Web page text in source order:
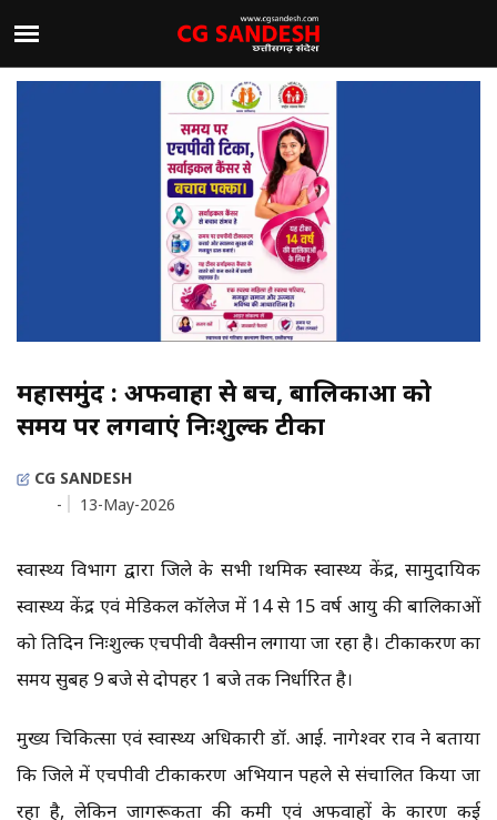
महासमुंद : अफवाहों से बचें, बालिकाओं को
समय पर लगवाएं निःशुल्क टीका
CG SANDESH
-
13-May-2026
स्वास्थ्य विभाग द्वारा जिले के सभी प्राथमिक स्वास्थ्य केंद्र, सामुदायिक
स्वास्थ्य केंद्र एवं मेडिकल कॉलेज में 14 से 15 वर्ष आयु की बालिकाओं
को प्रतिदिन निःशुल्क एचपीवी वैक्सीन लगाया जा रहा है। टीकाकरण का
समय सुबह 9 बजे से दोपहर 1 बजे तक निर्धारित है।
मुख्य चिकित्सा एवं स्वास्थ्य अधिकारी डॉ. आई. नागेश्वर राव ने बताया
कि जिले में एचपीवी टीकाकरण अभियान पहले से संचालित किया जा
रहा है, लेकिन जागरूकता की कमी एवं अफवाहों के कारण कई